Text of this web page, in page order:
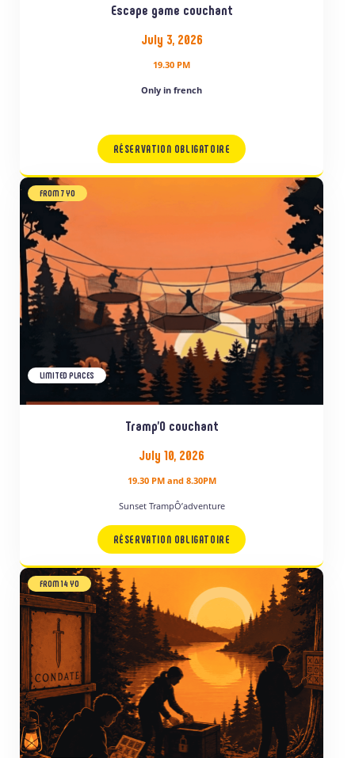
Escape game couchant
July 3, 2026
19.30 PM
Only in french
RÉSERVATION OBLIGATOIRE
FROM 7 YO
LIMITED PLACES
Tramp’O couchant
July 10, 2026
19.30 PM and 8.30PM
Sunset TrampÔ’adventure
RÉSERVATION OBLIGATOIRE
FROM 14 YO